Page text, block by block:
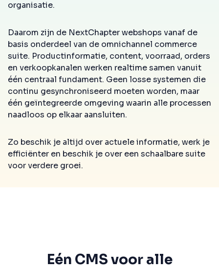
organisatie.
Daarom zijn de NextChapter webshops vanaf de
basis onderdeel van de omnichannel commerce
suite. Productinformatie, content, voorraad, orders
en verkoopkanalen werken realtime samen vanuit
één centraal fundament. Geen losse systemen die
continu gesynchroniseerd moeten worden, maar
één geïntegreerde omgeving waarin alle processen
naadloos op elkaar aansluiten.
Zo beschik je altijd over actuele informatie, werk je
efficiënter en beschik je over een schaalbare suite
voor verdere groei.
Eén CMS voor alle